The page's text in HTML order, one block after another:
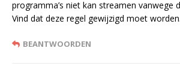
programma’s niet kan streamen vanwege
Vind dat deze regel gewijzigd moet worden.
BEANTWOORDEN